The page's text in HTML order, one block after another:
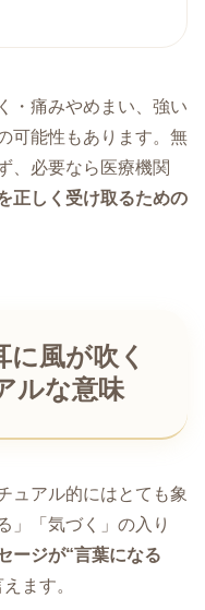
・痛みやめまい、強い
可能性もあります。無
、必要なら医療機関
正しく受け取るための
風が吹く
ルな意味
ュアル的にはとても象
」「気づく」の入り
ージが“言葉になる
ます。